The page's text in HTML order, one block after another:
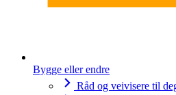
Bygge eller endre
Råd og veivisere til